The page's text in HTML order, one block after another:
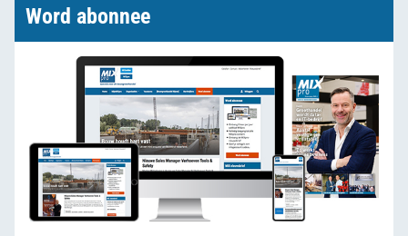
Word abonnee